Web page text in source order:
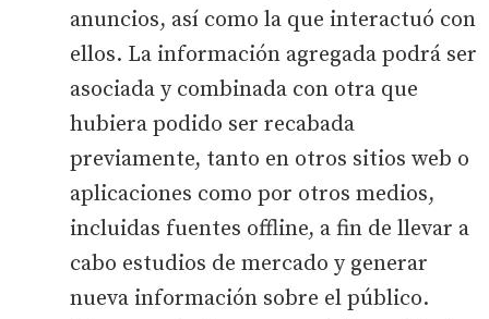
anuncios, así como la que interactuó con
ellos. La información agregada podrá ser
asociada y combinada con otra que
hubiera podido ser recabada
previamente, tanto en otros sitios web o
aplicaciones como por otros medios,
incluidas fuentes offline, a fin de llevar a
cabo estudios de mercado y generar
nueva información sobre el público.